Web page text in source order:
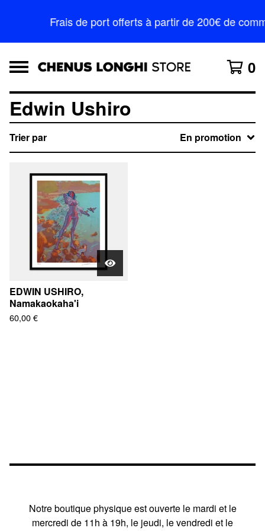
Frais de port offerts à partir de 200€ de
0
Edwin Ushiro
Trier par En promotion
EDWIN USHIRO,
Namakaokaha'i
60,00€
Notre boutique physique est ouverte le mardi et le
mercredi de 11h à 19h, le jeudi, le vendredi et le